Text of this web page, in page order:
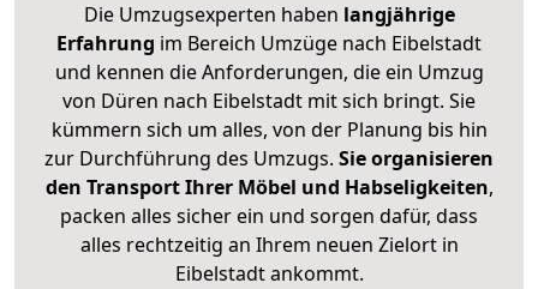
Die Umzugsexperten haben langjährige
Erfahrung im Bereich Umzüge nach Eibelstadt
und kennen die Anforderungen, die ein Umzug
von Düren nach Eibelstadt mit sich bringt. Sie
kümmern sich um alles, von der Planung bis hin
zur Durchführung des Umzugs. Sie organisieren
den Transport Ihrer Möbel und Habseligkeiten,
packen alles sicher ein und sorgen dafür, dass
alles rechtzeitig an Ihrem neuen Zielort in
Eibelstadt ankommt.